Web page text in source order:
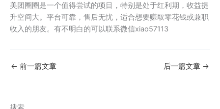
美团圈圈是一个值得尝试的项目，特别是处于红利期，收益提
升空间大。平台可靠，售后无忧，适合想要赚取零花钱或兼职
收入的朋友。有不明白的可以联系微信xiao57113
← 前一篇文章 后一篇文章 →